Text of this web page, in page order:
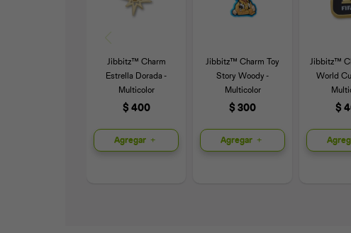
Jibbitz™ Charm
Estrella Dorada -
Multicolor
$ 400
Agregar
Jibbitz™ Charm Toy
Story Woody -
Multicolor
$ 300
Agregar
Jibbitz™
World
$